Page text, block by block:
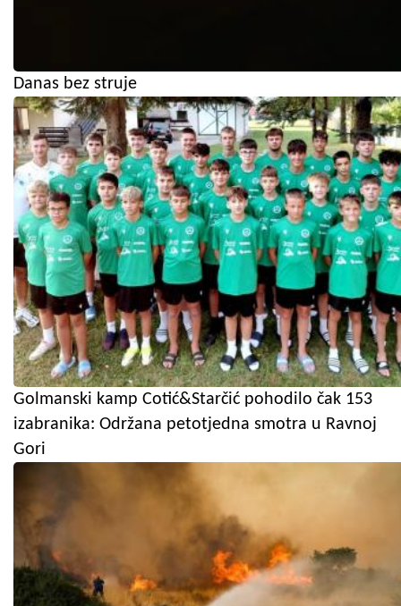
Danas bez struje
Golmanski kamp Cotić&Starčić pohodilo čak 153
izabranika: Održana petotjedna smotra u Ravnoj
Gori